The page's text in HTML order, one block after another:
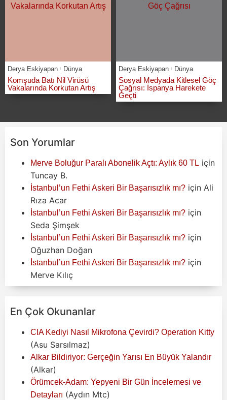
Derya Eskiyapan Dünya
Komşuda Batı Nil Virüsü
Vakalarında Korkutan Artış
Derya Eskiyapan Dünya
Sosyal Medyada Kitlesel Göç
Çağrısı: İspanya Harekete
Geçti
Son Yorumlar
Merve Boluğur Paralı Abonelik Açtı: Aylık 60 TL için
Tuncay B.
İstanbul’un Fethi Askeri Bir Başarısızlık mı? için Ali
Rıza Acar
İstanbul’un Fethi Askeri Bir Başarısızlık mı? için
Seda Şimşek
İstanbul’un Fethi Askeri Bir Başarısızlık mı? için
Oğuzhan Doğan
İstanbul’un Fethi Askeri Bir Başarısızlık mı? için
Merve Kılıç
En Çok Okunanlar
CIA Kediyi Nasıl Mikrofona Çevirdi? Operation Kitty
(Asu Sarsılmaz)
Alkar Bildiriyor: Gerçeğin Yarısı En Büyük Yalandır
(Alkar)
Örümcek-Adam: Yepyeni Bir Gün İncelemesi ve
Detayları (Aydın Mtc)